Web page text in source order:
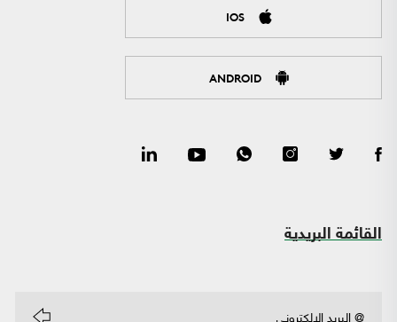
IOS
ANDROID
القائمة البريدية